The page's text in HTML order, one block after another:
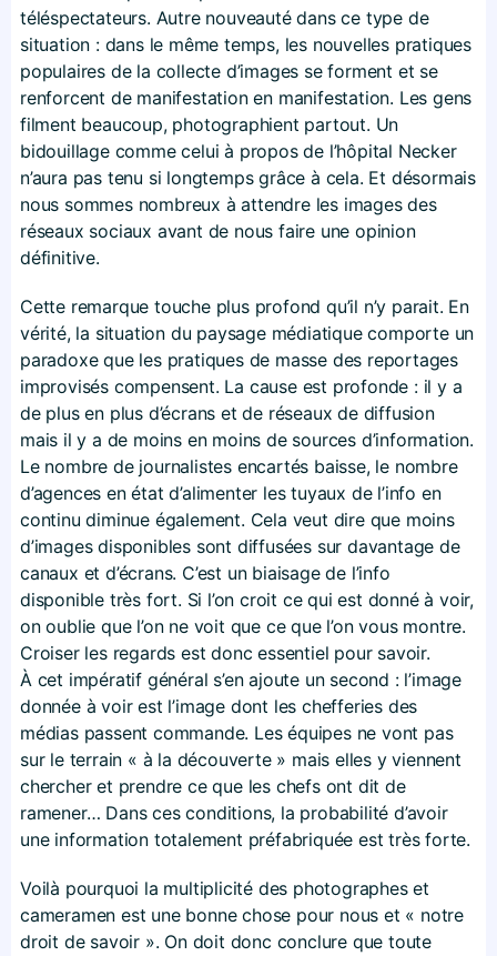
téléspectateurs. Autre nouveauté dans ce type de
situation : dans le même temps, les nouvelles pratiques
populaires de la collecte d’images se forment et se
renforcent de manifestation en manifestation. Les gens
filment beaucoup, photographient partout. Un
bidouillage comme celui à propos de l’hôpital Necker
n’aura pas tenu si longtemps grâce à cela. Et désormais
nous sommes nombreux à attendre les images des
réseaux sociaux avant de nous faire une opinion
définitive.
Cette remarque touche plus profond qu’il n’y parait. En
vérité, la situation du paysage médiatique comporte un
paradoxe que les pratiques de masse des reportages
improvisés compensent. La cause est profonde : il y a
de plus en plus d’écrans et de réseaux de diffusion
mais il y a de moins en moins de sources d’information.
Le nombre de journalistes encartés baisse, le nombre
d’agences en état d’alimenter les tuyaux de l’info en
continu diminue également. Cela veut dire que moins
d’images disponibles sont diffusées sur davantage de
canaux et d’écrans. C’est un biaisage de l’info
disponible très fort. Si l’on croit ce qui est donné à voir,
on oublie que l’on ne voit que ce que l’on vous montre.
Croiser les regards est donc essentiel pour savoir.
À cet impératif général s’en ajoute un second : l’image
donnée à voir est l’image dont les chefferies des
médias passent commande. Les équipes ne vont pas
sur le terrain « à la découverte » mais elles y viennent
chercher et prendre ce que les chefs ont dit de
ramener… Dans ces conditions, la probabilité d’avoir
une information totalement préfabriquée est très forte.
Voilà pourquoi la multiplicité des photographes et
cameramen est une bonne chose pour nous et « notre
droit de savoir ». On doit donc conclure que toute